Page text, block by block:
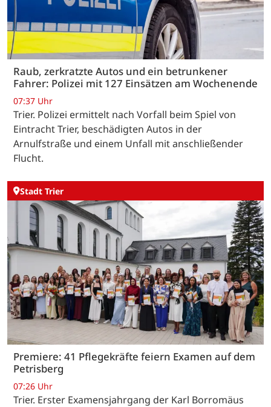
Raub, zerkratzte Autos und ein betrunkener
Fahrer: Polizei mit 127 Einsätzen am Wochenende
07:37 Uhr
Trier. Polizei ermittelt nach Vorfall beim Spiel von
Eintracht Trier, beschädigten Autos in der
Arnulfstraße und einem Unfall mit anschließender
Flucht.
Stadt Trier
Premiere: 41 Pflegekräfte feiern Examen auf dem
Petrisberg
07:26 Uhr
Trier. Erster Examensjahrgang der Karl Borromäus